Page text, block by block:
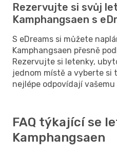
Rezervujte si svůj
Kamphangsaen s
S eDreams si můžete
Kamphangsaen přesně
Rezervujte si letenky,
jednom místě a vyberte si
nejlépe odpovídají
FAQ týkající se
Kamphangsaen